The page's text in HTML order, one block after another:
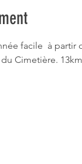
facile  à partir
du Cimetière.